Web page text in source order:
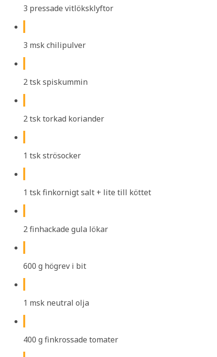
3 pressade vitlöksklyftor
3 msk chilipulver
2 tsk spiskummin
2 tsk torkad koriander
1 tsk strösocker
1 tsk finkornigt salt + lite till köttet
2 finhackade gula lökar
600 g högrev i bit
1 msk neutral olja
400 g finkrossade tomater